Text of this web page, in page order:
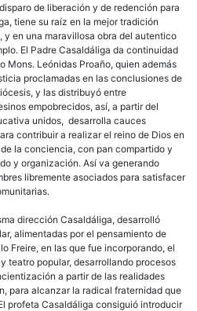
de liberación y de redención para
tiene su raíz en la mejor tradición
y en una maravillosa obra del autentico
El Padre Casaldáliga da continuidad
Mons. Leónidas Proaño, quien además
proclamadas en las conclusiones de
y las distribuyó entre
empobrecidos, así, a partir del
unidos, desarrolla cauces
contribuir a realizar el reino de Dios en
la conciencia, con pan compartido y
y organización. Así va generando
libremente asociados para satisfacer
dirección Casaldáliga, desarrolló
alimentadas por el pensamiento de
Freire, en las que fue incorporando, el
teatro popular, desarrollando procesos
a partir de las realidades
para alcanzar la radical fraternidad que
profeta Casaldáliga consiguió introducir